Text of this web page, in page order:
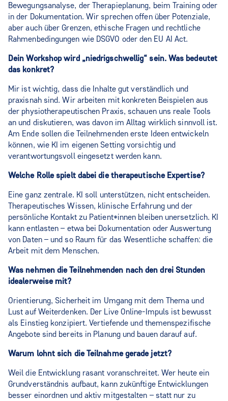
Bewegungsanalyse, der Therapieplanung, beim Training oder
in der Dokumentation. Wir sprechen offen über Potenziale,
aber auch über Grenzen, ethische Fragen und rechtliche
Rahmenbedingungen wie DSGVO oder den EU AI Act.
Dein Workshop wird „niedrigschwellig“ sein. Was bedeutet
das konkret?
Mir ist wichtig, dass die Inhalte gut verständlich und
praxisnah sind. Wir arbeiten mit konkreten Beispielen aus
der physiotherapeutischen Praxis, schauen uns reale Tools
an und diskutieren, was davon im Alltag wirklich sinnvoll ist.
Am Ende sollen die Teilnehmenden erste Ideen entwickeln
können, wie KI im eigenen Setting vorsichtig und
verantwortungsvoll eingesetzt werden kann.
Welche Rolle spielt dabei die therapeutische Expertise?
Eine ganz zentrale. KI soll unterstützen, nicht entscheiden.
Therapeutisches Wissen, klinische Erfahrung und der
persönliche Kontakt zu Patient*innen bleiben unersetzlich. KI
kann entlasten – etwa bei Dokumentation oder Auswertung
von Daten – und so Raum für das Wesentliche schaffen: die
Arbeit mit dem Menschen.
Was nehmen die Teilnehmenden nach den drei Stunden
idealerweise mit?
Orientierung, Sicherheit im Umgang mit dem Thema und
Lust auf Weiterdenken. Der Live Online‑Impuls ist bewusst
als Einstieg konzipiert. Vertiefende und themenspezifische
Angebote sind bereits in Planung und bauen darauf auf.
Warum lohnt sich die Teilnahme gerade jetzt?
Weil die Entwicklung rasant voranschreitet. Wer heute ein
Grundverständnis aufbaut, kann zukünftige Entwicklungen
besser einordnen und aktiv mitgestalten – statt nur zu